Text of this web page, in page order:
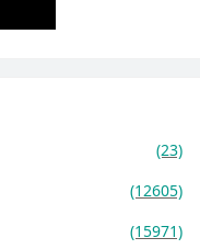
(23)
(12605)
(15971)